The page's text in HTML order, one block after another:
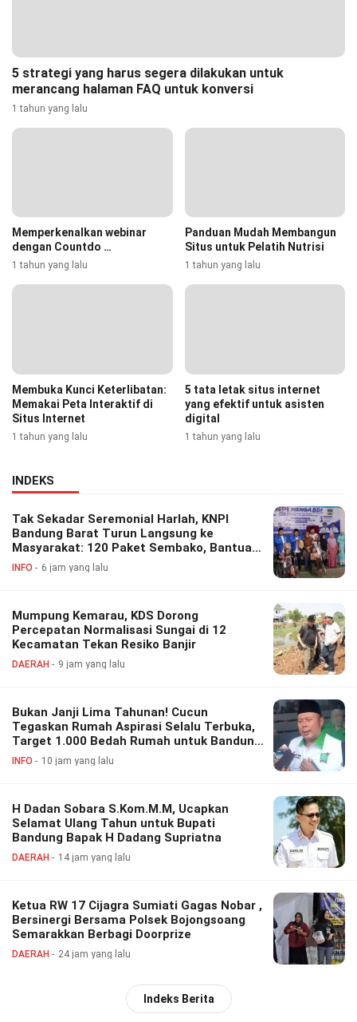
5 strategi yang harus segera dilakukan untuk
merancang halaman FAQ untuk konversi
1 tahun yang lalu
Memperkenalkan webinar
dengan Countdo …
1 tahun yang lalu
Panduan Mudah Membangun
Situs untuk Pelatih Nutrisi
1 tahun yang lalu
Membuka Kunci Keterlibatan:
Memakai Peta Interaktif di
Situs Internet
1 tahun yang lalu
5 tata letak situs internet
yang efektif untuk asisten
digital
1 tahun yang lalu
INDEKS
Tak Sekadar Seremonial Harlah, KNPI
Bandung Barat Turun Langsung ke
Masyarakat: 120 Paket Sembako, Bantuan
Disabilitas hingga Layanan Kesehatan
INFO 6 jam yang lalu
Mumpung Kemarau, KDS Dorong
Percepatan Normalisasi Sungai di 12
Kecamatan Tekan Resiko Banjir
DAERAH 9 jam yang lalu
Bukan Janji Lima Tahunan! Cucun
Tegaskan Rumah Aspirasi Selalu Terbuka,
Target 1.000 Bedah Rumah untuk Bandung
Barat
INFO 10 jam yang lalu
H Dadan Sobara S.Kom.M.M, Ucapkan
Selamat Ulang Tahun untuk Bupati
Bandung Bapak H Dadang Supriatna
DAERAH 14 jam yang lalu
Ketua RW 17 Cijagra Sumiati Gagas Nobar ,
Bersinergi Bersama Polsek Bojongsoang
Semarakkan Berbagi Doorprize
DAERAH 24 jam yang lalu
Indeks Berita